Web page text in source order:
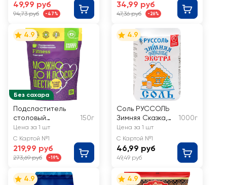
49,99 руб
94,73 руб -47%
34,99 руб
47,36 руб -26%
Без сахара
4.9
Подсластитель
столовый
PREBIOSWEET
Fitness
150г
Цена за 1 шт
С Картой №1
219,99 руб
273,69 руб -19%
4.9
Соль РУССОЛЬ
Зимняя Сказка,
Экстра
1000г
Цена за 1 шт
С Картой №1
46,99 руб
49,49 руб
4.9 4.9